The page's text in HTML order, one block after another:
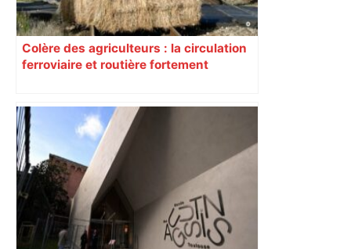
Colère des agriculteurs : la circulation
ferroviaire et routière fortement